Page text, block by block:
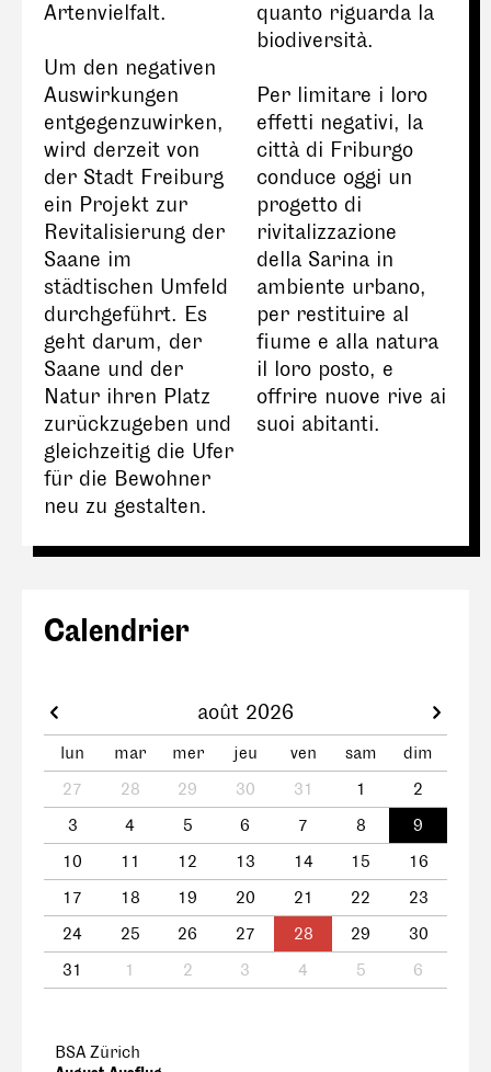
Artenvielfalt.
Um den negativen
Auswirkungen
entgegenzuwirken,
wird derzeit von
der Stadt Freiburg
ein Projekt zur
Revitalisierung der
Saane im
städtischen Umfeld
durchgeführt. Es
geht darum, der
Saane und der
Natur ihren Platz
zurückzugeben und
gleichzeitig die Ufer
für die Bewohner
neu zu gestalten.
quanto riguarda la
biodiversità.
Per limitare i loro
effetti negativi, la
città di Friburgo
conduce oggi un
progetto di
rivitalizzazione
della Sarina in
ambiente urbano,
per restituire al
fiume e alla natura
il loro posto, e
offrire nuove rive ai
suoi abitanti.
Calendrier
août 2026
lun mar mer jeu ven sam
dim
27
28 29 30 31 1
2
3
4 5 6 7 8
9
10
11 12 13 14 15
16
17
18 19 20 21 22
23
24
25 26 27 28 29
30
31
1 2 3 4 5 6
BSA Zürich